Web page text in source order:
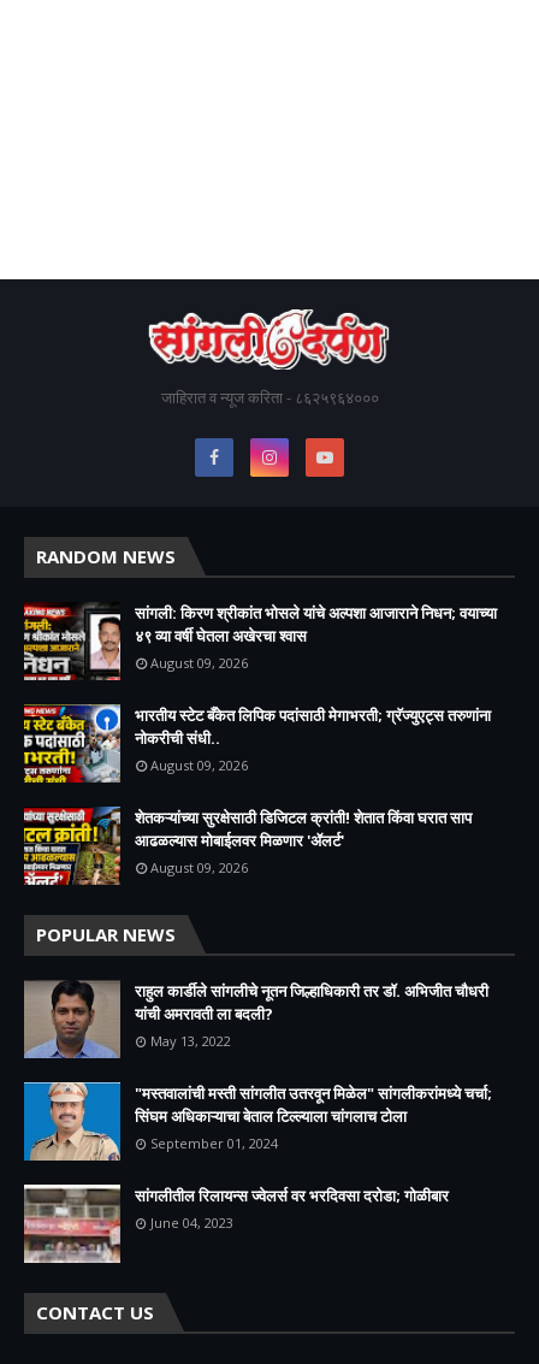
जाहिरात व न्यूज करिता - ८६२५९६४०००
RANDOM NEWS
सांगली: किरण श्रीकांत भोसले यांचे अल्पशा आजाराने निधन; वयाच्या
४९ व्या वर्षी घेतला अखेरचा श्वास​
August 09, 2026
भारतीय स्टेट बँकेत लिपिक पदांसाठी मेगाभरती; ग्रॅज्युएट्स तरुणांना
नोकरीची संधी..
August 09, 2026
शेतकऱ्यांच्या सुरक्षेसाठी डिजिटल क्रांती! शेतात किंवा घरात साप
आढळल्यास मोबाईलवर मिळणार 'ॲलर्ट'
August 09, 2026
POPULAR NEWS
राहुल कार्डीले सांगलीचे नूतन जिल्हाधिकारी तर डॉ. अभिजीत चौधरी
यांची अमरावती ला बदली?
May 13, 2022
"मस्तवालांची मस्ती सांगलीत उतरवून मिळेल" सांगलीकरांमध्ये चर्चा;
सिंघम अधिकाऱ्याचा बेताल टिल्ल्याला चांगलाच टोला
September 01, 2024
सांगलीतील रिलायन्स ज्वेलर्स वर भरदिवसा दरोडा; गोळीबार
June 04, 2023
CONTACT US